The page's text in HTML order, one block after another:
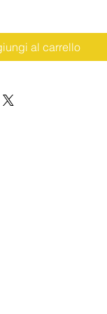
al carrello